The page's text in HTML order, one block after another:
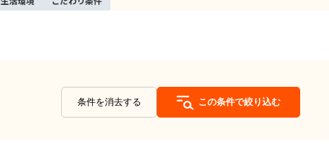
条件を消去する この条件で絞り込む